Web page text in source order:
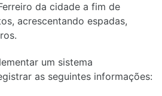
da cidade a fim de
acrescentando espadas,
um sistema
as seguintes informações: